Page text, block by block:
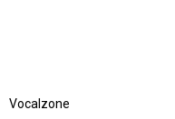
Vocalzone